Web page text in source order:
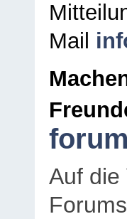
Mail
Auf die